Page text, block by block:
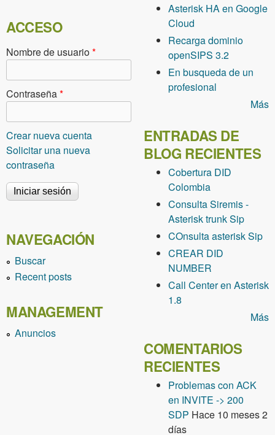
ACCESO
Nombre de usuario*
Contraseña*
Crear nueva cuenta
Solicitar una nueva
contraseña
NAVEGACIÓN
Buscar
Recent posts
MANAGEMENT
Anuncios
Asterisk HA en Google
Cloud
Recarga dominio
openSIPS 3.2
En busqueda de un
profesional
Más
ENTRADAS DE
BLOG RECIENTES
Cobertura DID
Colombia
Consulta Siremis -
Asterisk trunk Sip
COnsulta asterisk Sip
CREAR DID
NUMBER
Call Center en Asterisk
1.8
Más
COMENTARIOS
RECIENTES
Problemas con ACK
en INVITE -> 200
SDP Hace 10 meses 2
días